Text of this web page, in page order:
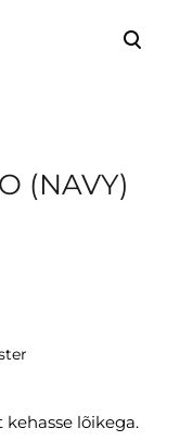
(NAVY)
lõikega.